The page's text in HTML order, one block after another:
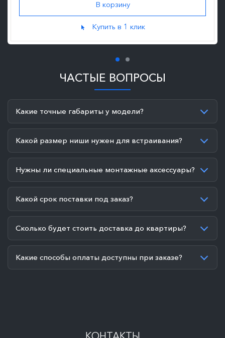
Купить в 1 клик
ЧАСТЫЕ ВОПРОСЫ
Какие точные габариты у модели?
Какой размер ниши нужен для встраивания?
Нужны ли специальные монтажные аксессуары?
Какой срок поставки под заказ?
Сколько будет стоить доставка до квартиры?
Какие способы оплаты доступны при заказе?